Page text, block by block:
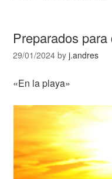
Preparados
29/01/2024 byj.andres
«En la playa»